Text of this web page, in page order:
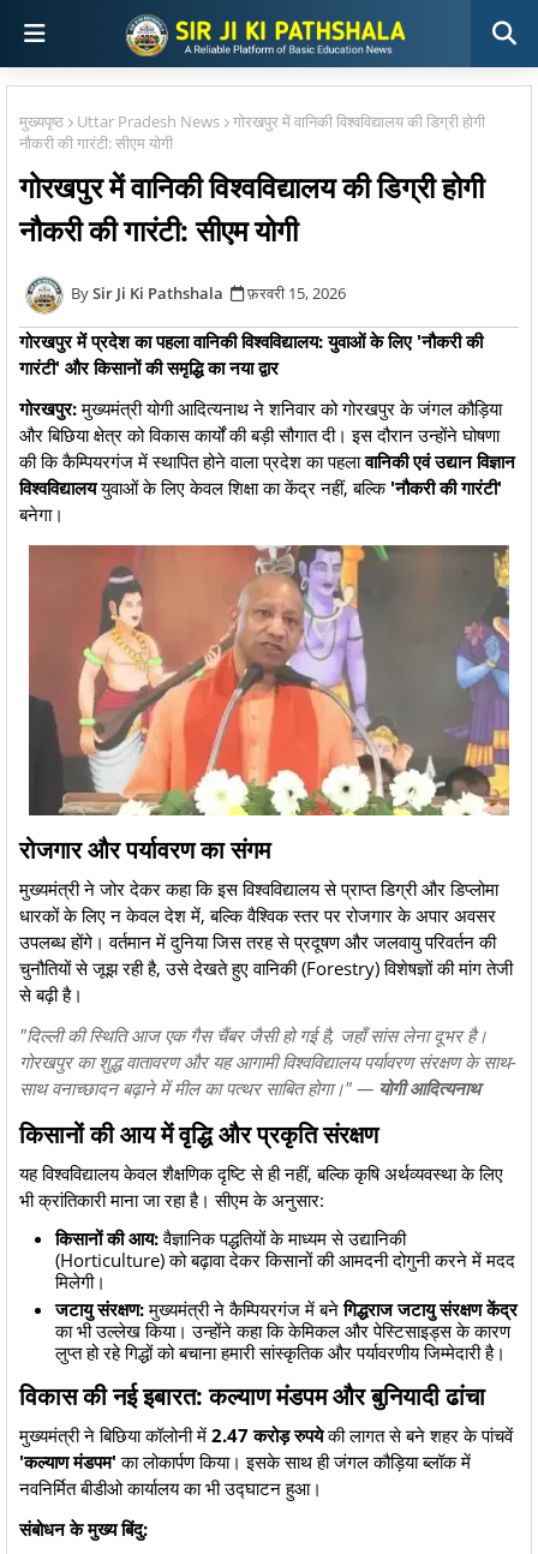
मुख्यपृष्ठ Uttar Pradesh News
गोरखपुर में वानिकी विश्वविद्यालय की डिग्री होगी
नौकरी की गारंटी: सीएम योगी
गोरखपुर में वानिकी विश्वविद्यालय की डिग्री होगी
नौकरी की गारंटी: सीएम योगी
Sir Ji Ki Pathshala फ़रवरी 15, 2026
गोरखपुर में प्रदेश का पहला वानिकी विश्वविद्यालय: युवाओं के लिए 'नौकरी की
गारंटी' और किसानों की समृद्धि का नया द्वार
गोरखपुर:मुख्यमंत्री योगी आदित्यनाथ ने शनिवार को गोरखपुर के जंगल कौड़िया
और बिछिया क्षेत्र को विकास कार्यों की बड़ी सौगात दी। इस दौरान उन्होंने घोषणा
की कि कैम्पियरगंज में स्थापित होने वाला प्रदेश का पहलावानिकी एवं उद्यान विज्ञान
विश्वविद्यालययुवाओं के लिए केवल शिक्षा का केंद्र नहीं, बल्कि 'नौकरी की गारंटी'
बनेगा।
रोजगार और पर्यावरण का संगम
​मुख्यमंत्री ने जोर देकर कहा कि इस विश्वविद्यालय से प्राप्त डिग्री और डिप्लोमा
धारकों के लिए न केवल देश में, बल्कि वैश्विक स्तर पर रोजगार के अपार अवसर
उपलब्ध होंगे। वर्तमान में दुनिया जिस तरह से प्रदूषण और जलवायु परिवर्तन की
चुनौतियों से जूझ रही है, उसे देखते हुए वानिकी (Forestry) विशेषज्ञों की मांग तेजी
से बढ़ी है।
​"दिल्ली की स्थिति आज एक गैस चैंबर जैसी हो गई है, जहाँ सांस लेना दूभर है।
गोरखपुर का शुद्ध वातावरण और यह आगामी विश्वविद्यालय पर्यावरण संरक्षण के साथ-
साथ वनाच्छादन बढ़ाने में मील का पत्थर साबित होगा।" — योगी आदित्यनाथ
किसानों की आय में वृद्धि और प्रकृति संरक्षण
​यह विश्वविद्यालय केवल शैक्षणिक दृष्टि से ही नहीं, बल्कि कृषि अर्थव्यवस्था के लिए
भी क्रांतिकारी माना जा रहा है। सीएम के अनुसार:
किसानों की आय:वैज्ञानिक पद्धतियों के माध्यम से उद्यानिकी
(Horticulture) को बढ़ावा देकर किसानों की आमदनी दोगुनी करने में मदद
मिलेगी।
जटायु संरक्षण:मुख्यमंत्री ने कैम्पियरगंज में बनेगिद्धराज जटायु संरक्षण केंद्र
का भी उल्लेख किया। उन्होंने कहा कि केमिकल और पेस्टिसाइड्स के कारण
लुप्त हो रहे गिद्धों को बचाना हमारी सांस्कृतिक और पर्यावरणीय जिम्मेदारी है।
विकास की नई इबारत: कल्याण मंडपम और बुनियादी ढांचा
​मुख्यमंत्री ने बिछिया कॉलोनी में 2.47 करोड़ रुपयेकी लागत से बने शहर के पांचवें
'कल्याण मंडपम' का लोकार्पण किया। इसके साथ ही जंगल कौड़िया ब्लॉक में
नवनिर्मित बीडीओ कार्यालय का भी उद्घाटन हुआ।
संबोधन के मुख्य बिंदु: